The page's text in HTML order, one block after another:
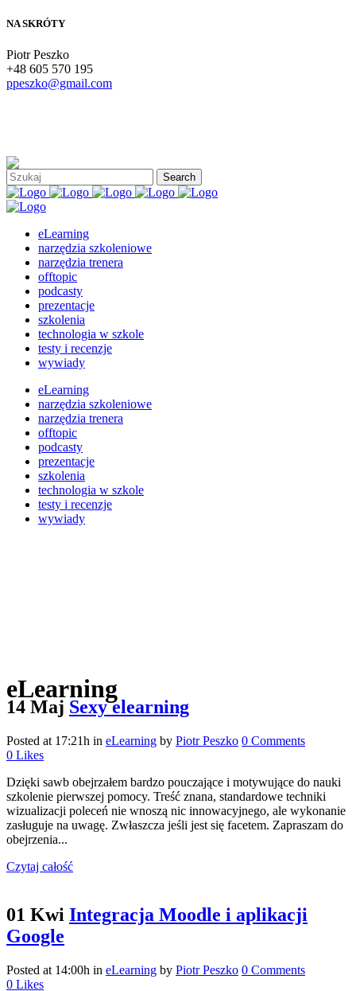
NA SKRÓTY
Piotr Peszko
+48 605 570 195
ppeszko@gmail.com
eLearning
narzędzia szkoleniowe
narzędzia trenera
offtopic
podcasty
prezentacje
szkolenia
technologia w szkole
testy i recenzje
wywiady
eLearning
narzędzia szkoleniowe
narzędzia trenera
offtopic
podcasty
prezentacje
szkolenia
technologia w szkole
testy i recenzje
wywiady
eLearning
14 Maj Sexy elearning
Posted at 17:21h in eLearning by Piotr Peszko 0 Comments
0 Likes
Dzięki sawb obejrzałem bardzo pouczające i motywujące do nauki
szkolenie pierwszej pomocy. Treść znana, standardowe techniki
wizualizacji poleceń nie wnoszą nic innowacyjnego, ale wykonanie
zasługuje na uwagę. Zwłaszcza jeśli jest się facetem. Zapraszam do
obejrzenia...
Czytaj całość
01 Kwi Integracja Moodle i aplikacji
Google
Posted at 14:00h in eLearning by Piotr Peszko 0 Comments
0 Likes